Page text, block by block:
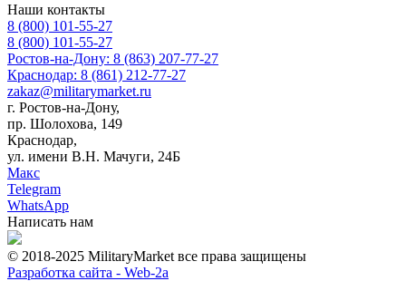
Наши контакты
8 (800) 101-55-27
8 (800) 101-55-27
Ростов-на-Дону: 8 (863) 207-77-27
Краснодар: 8 (861) 212-77-27
zakaz@militarymarket.ru
г. Ростов-на-Дону,
пр. Шолохова, 149
Краснодар,
ул. имени В.Н. Мачуги, 24Б
Макс
Telegram
WhatsApp
Написать нам
© 2018-2025 MilitaryMarket все права защищены
Разработка сайта - Web-2a